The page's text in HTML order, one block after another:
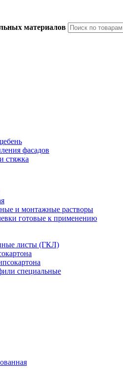
материалов
фасадов
стяжка
и монтажные растворы
готовые к применению
листы (ГКЛ)
специальные